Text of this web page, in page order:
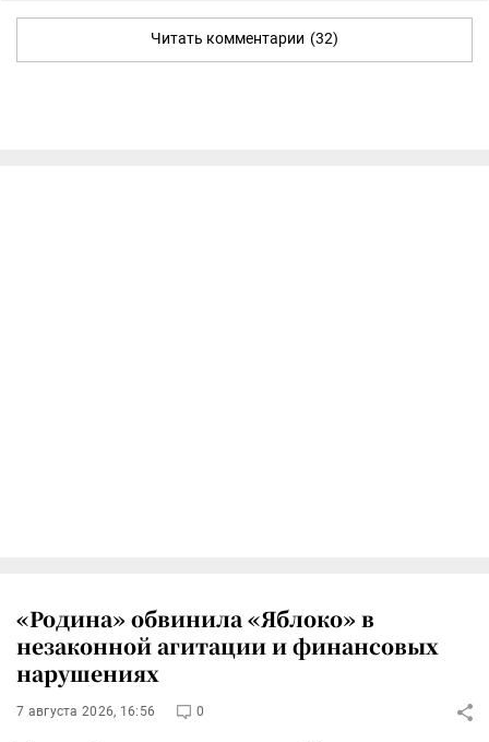
Читать комментарии (32)
«Родина» обвинила «Яблоко» в
незаконной агитации и финансовых
нарушениях
7 августа 2026, 16:56 0